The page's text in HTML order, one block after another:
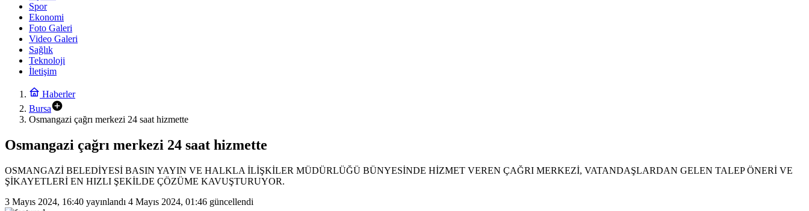
Spor
Ekonomi
Foto Galeri
Video Galeri
Sağlık
Teknoloji
İletişim
Haberler
Bursa
Osmangazi çağrı merkezi 24 saat hizmette
Osmangazi çağrı merkezi 24 saat hizmette
OSMANGAZİ BELEDİYESİ BASIN YAYIN VE HALKLA İLİŞKİLER MÜDÜRLÜĞÜ BÜNYESİNDE HİZMET VEREN ÇAĞRI MERKEZİ, VATANDAŞLARDAN GELEN TALEP ÖNERİ VE
ŞİKAYETLERİ EN HIZLI ŞEKİLDE ÇÖZÜME KAVUŞTURUYOR.
3 Mayıs 2024, 16:40 yayınlandı 4 Mayıs 2024, 01:46 güncellendi